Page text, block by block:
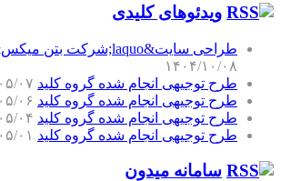
ویدئوهای کلیدی
طراحی سایت&laquo;شرکت بتن میکس&raquo;
۱۴۰۴/۱۰/۰۸
طرح توجیهی انجام شده گروه کلید
طرح توجیهی انجام شده گروه کلید
طرح توجیهی انجام شده گروه کلید
طرح توجیهی انجام شده گروه کلید
سامانه میدون